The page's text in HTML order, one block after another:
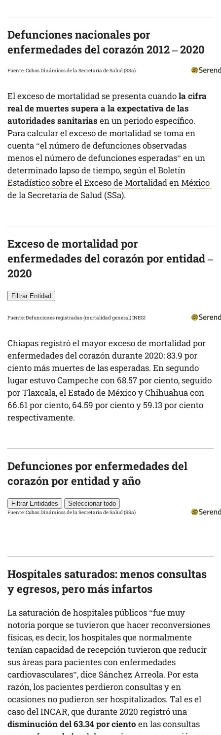
Defunciones nacionales por
enfermedades del corazón 2012 – 2020
Fuente:Cubos Dinámicos de la Secretaría de Salud (SSa)
El exceso de mortalidad se presenta cuandola cifra
real de muertes supera a la expectativa de las
autoridades sanitarias en un periodo específico.
Para calcular el exceso de mortalidad se toma en
cuenta “el número de defunciones observadas
menos el número de defunciones esperadas” en un
determinado lapso de tiempo, según elBoletín
Estadístico sobre el Exceso de Mortalidad en México
de la Secretaría de Salud (SSa).
Exceso de mortalidad por
enfermedades del corazón por entidad –
2020
Filtrar Entidad
Fuente:Defunciones registradas (mortalidad general) INEGI
Chiapas registró el mayor exceso de mortalidad por
enfermedades del corazón durante 2020: 83.9 por
ciento más muertes de las esperadas. En segundo
lugar estuvo Campeche con 68.57 por ciento, seguido
por Tlaxcala, el Estado de México y Chihuahua con
66.61 por ciento, 64.59 por ciento y 59.13 por ciento
respectivamente.
Defunciones por enfermedades del
corazón por entidad y año
Filtrar Entidades Seleccionar todo
Fuente:Cubos Dinámicos de la Secretaría de Salud (SSa)
Hospitales saturados: menos consultas
y egresos, pero más infartos
La saturación de hospitales públicos “fue muy
notoria porque se tuvieron que hacer reconversiones
físicas, es decir, los hospitales que normalmente
tenían capacidad de recepción tuvieron que reducir
sus áreas para pacientes con enfermedades
cardiovasculares”, dice Sánchez Arreola. Por esta
razón, los pacientes perdieron consultas y en
ocasiones no pudieron ser hospitalizados. Tal es el
caso del INCAR, que durante 2020 registró una
disminución del 63.34 por ciento en las consultas